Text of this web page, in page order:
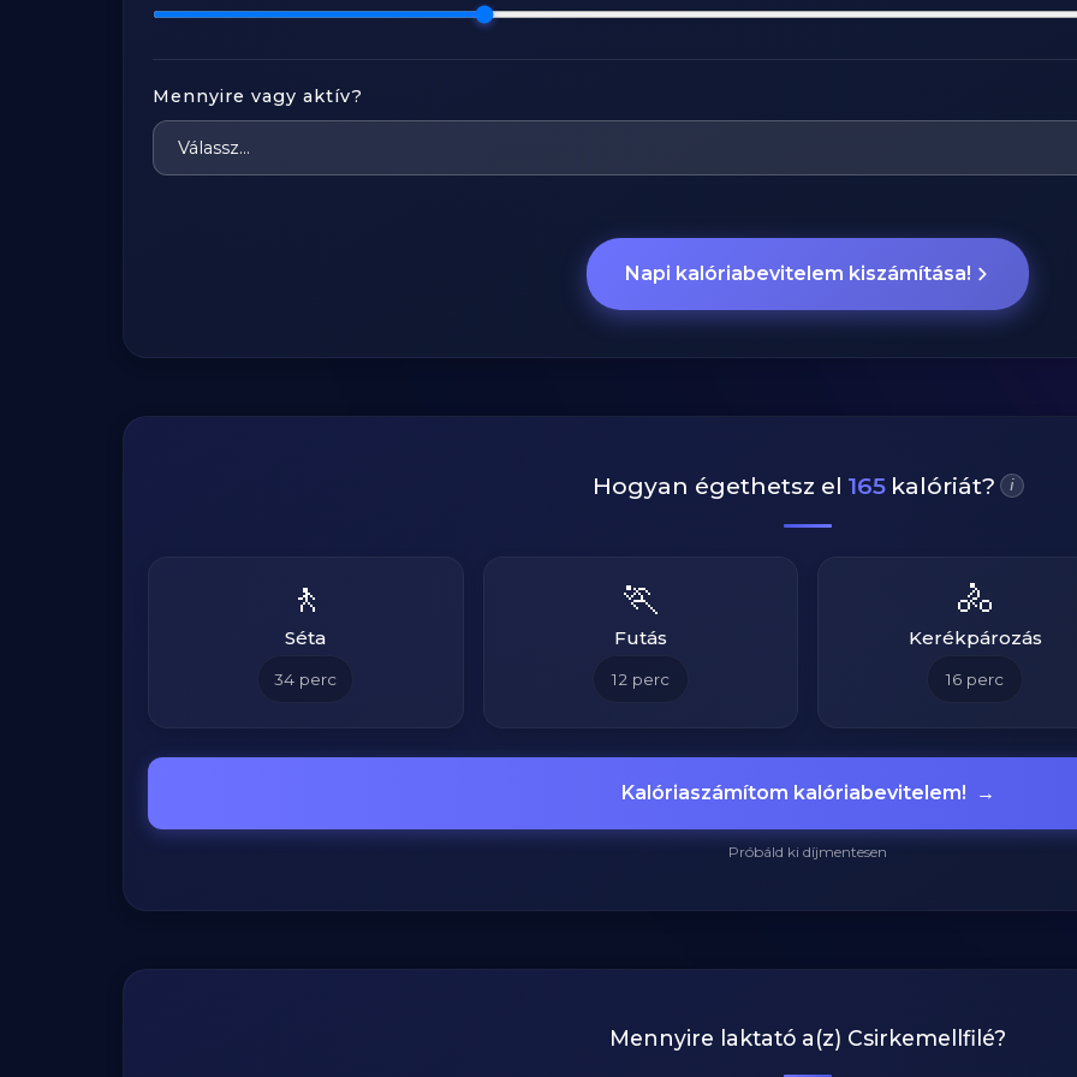
Mennyire vagy aktív?
Napi kalóriabevitelem kiszámítása!
Hogyan égethetsz el 165 kalóriát? i
🚶
Séta
34 perc
🏃
Futás
12 perc
🚴
Kerékpározás
16 perc
Kalóriaszámítom kalóriabevitelem! →
Próbáld ki díjmentesen
Mennyire laktató a(z) Csirkemellfilé?